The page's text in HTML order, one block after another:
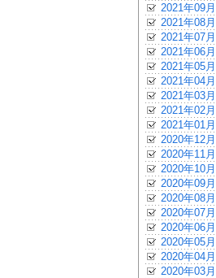
2021年09月
2021年08月
2021年07月
2021年06月
2021年05月
2021年04月
2021年03月
2021年02月
2021年01月
2020年12月
2020年11月
2020年10月
2020年09月
2020年08月
2020年07月
2020年06月
2020年05月
2020年04月
2020年03月